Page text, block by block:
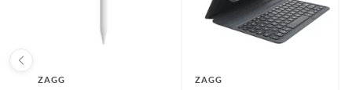
ZAGG ZAGG